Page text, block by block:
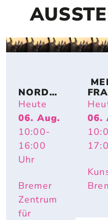
NORDSE
E IM
UMBAU
– A
TOPOGR
APHY
OF
CHANGE
Heute
06. Aug.
10:00-
16:00
Uhr
Bremer
Zentrum
für
AUF
06.